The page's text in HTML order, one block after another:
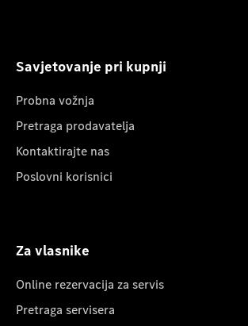
Savjetovanje pri kupnji
Probna vožnja
Pretraga prodavatelja
Kontaktirajte nas
Poslovni korisnici
Za vlasnike
Online rezervacija za servis
Pretraga servisera